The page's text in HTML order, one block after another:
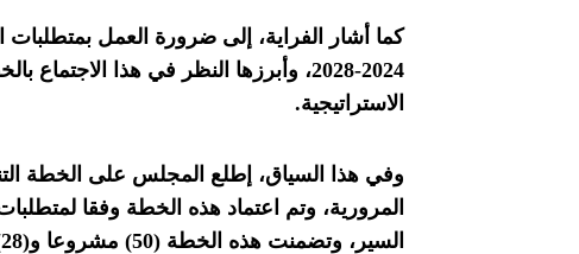
كما أشار الفراية، إلى ضرورة العمل بمتطلبات
2024-2028، وأبرزها النظر في هذا
الاستراتيجية.
وفي هذا السياق، إطلع المجلس على الخطة